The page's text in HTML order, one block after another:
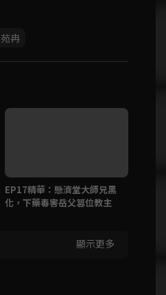
苑冉
EP17精華：懸濟堂大師兄黑
化，下藥毒害岳父篡位教主
顯示更多